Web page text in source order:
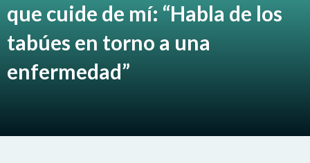
que cuide de mí: “Habla de los
tabúes en torno a una
enfermedad”